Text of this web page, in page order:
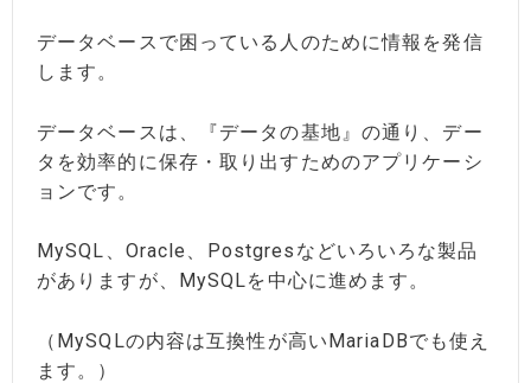
データベースで困っている人のために情報を発信
します。
データベースは、『データの基地』の通り、デー
タを効率的に保存・取り出すためのアプリケーシ
ョンです。
MySQL、Oracle、Postgresなどいろいろな製品
がありますが、MySQLを中心に進めます。
（MySQLの内容は互換性が高いMariaDBでも使え
ます。）